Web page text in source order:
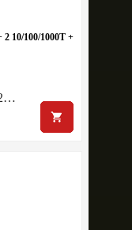
2 10/100/1000T +